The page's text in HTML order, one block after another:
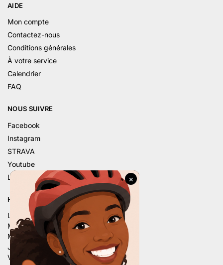
AIDE
Mon compte
Contactez-nous
Conditions générales
À votre service
Calendrier
FAQ
NOUS SUIVRE
Facebook
Instagram
STRAVA
Youtube
Linkedin
HORAIRE D’ÉTÉ
Lu. – 9h – 12h | 14h – 18h
Ma. – 9h – 12h | 14h – 18h
Me. – 9h – 12h | 14h – 18h
Je. – 9h – 12h | 14h – 18h
Ve. – 9h – 12h | 14h – 18h